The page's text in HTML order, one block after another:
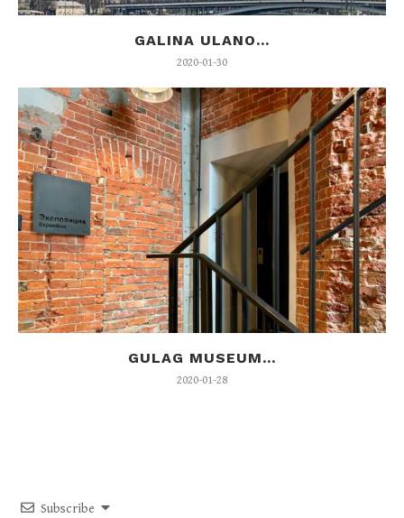
GALINA ULANO...
2020-01-30
GULAG MUSEUM...
2020-01-28
Subscribe